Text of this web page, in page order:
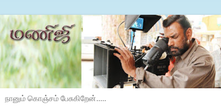
நானும் கொஞ்சம் பேசுகிறேன்.....